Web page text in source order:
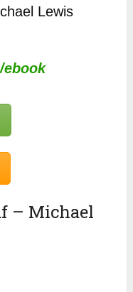
Lewis
ebook
– Michael